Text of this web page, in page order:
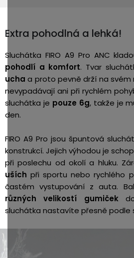
Extra pohodlná a lehká!
Sluchátka FIRO A9 Pro ANC
pohodlí a komfort. Tvar
uchaa proto pevně drží na
nevypadávají ani při rychlém
sluchátka je pouze 6g, takže je
den.
FIRO A9 Pro jsou špuntová
konstrukcí. Jejich výhodou je
při poslechu od okolí a hluku.
uších při sportu nebo rychlého
častém vystupování z auta.
různých velikostí gumičekdo
sluchátka nastavíte přesně podle